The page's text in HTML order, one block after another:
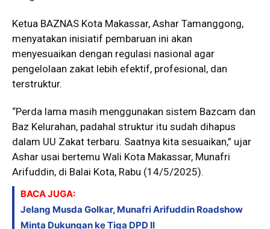
Ketua BAZNAS Kota Makassar, Ashar Tamanggong,
menyatakan inisiatif pembaruan ini akan
menyesuaikan dengan regulasi nasional agar
pengelolaan zakat lebih efektif, profesional, dan
terstruktur.
“Perda lama masih menggunakan sistem Bazcam dan
Baz Kelurahan, padahal struktur itu sudah dihapus
dalam UU Zakat terbaru. Saatnya kita sesuaikan,” ujar
Ashar usai bertemu Wali Kota Makassar, Munafri
Arifuddin, di Balai Kota, Rabu (14/5/2025).
BACA JUGA:
Jelang Musda Golkar, Munafri Arifuddin Roadshow
Minta Dukungan ke Tiga DPD II